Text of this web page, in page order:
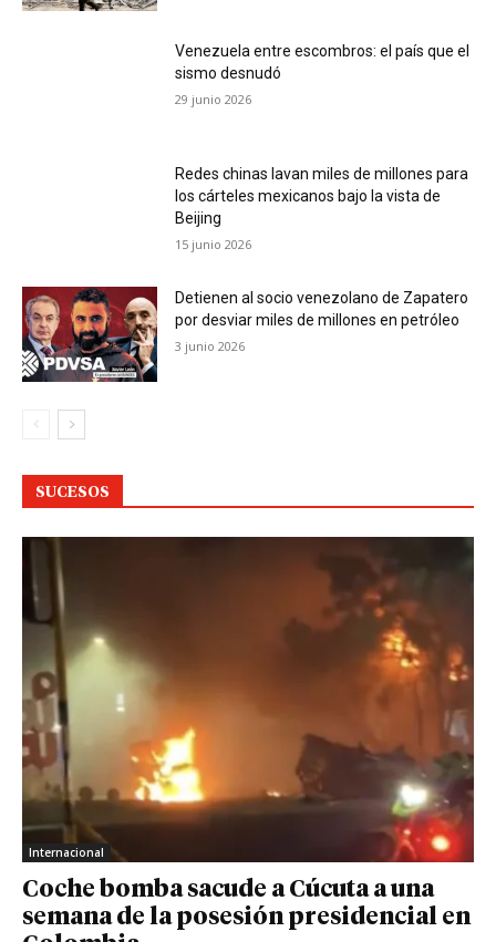
Venezuela entre escombros: el país que el
sismo desnudó
29 junio 2026
Redes chinas lavan miles de millones para
los cárteles mexicanos bajo la vista de
Beijing
15 junio 2026
Detienen al socio venezolano de Zapatero
por desviar miles de millones en petróleo
3 junio 2026
SUCESOS
Internacional
Coche bomba sacude a Cúcuta a una
semana de la posesión presidencial en